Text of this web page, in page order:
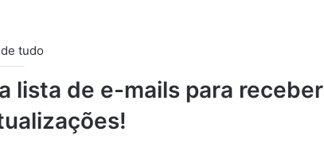
tudo
lista de e-mails para receber